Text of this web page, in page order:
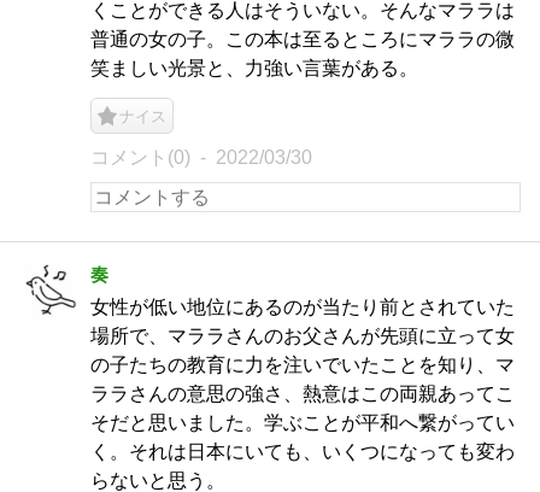
くことができる人はそういない。そんなマララは
普通の女の子。この本は至るところにマララの微
笑ましい光景と、力強い言葉がある。
ナイス
コメント(0) 2022/03/30
奏
女性が低い地位にあるのが当たり前とされていた
場所で、マララさんのお父さんが先頭に立って女
の子たちの教育に力を注いでいたことを知り、マ
ララさんの意思の強さ、熱意はこの両親あってこ
そだと思いました。学ぶことが平和へ繋がってい
く。それは日本にいても、いくつになっても変わ
らないと思う。